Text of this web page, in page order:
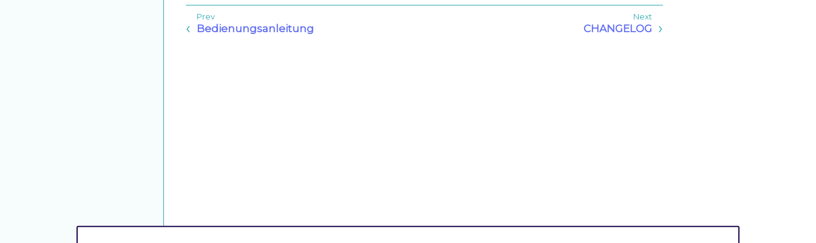
Bedienungsanleitung CHANGELOG